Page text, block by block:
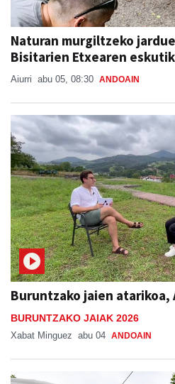
Naturan murgiltzeko
Bisitarien Etxearen eskutik
Aiurri abu 05, 08:30 ANDOAIN
Buruntzako jaien atarikoa,
BURUNTZAKO JAIAK 2026
Xabat Minguez abu 04 ANDOAIN